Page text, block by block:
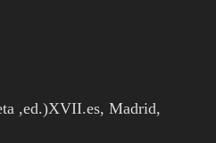
,ed.)XVII.es, Madrid,